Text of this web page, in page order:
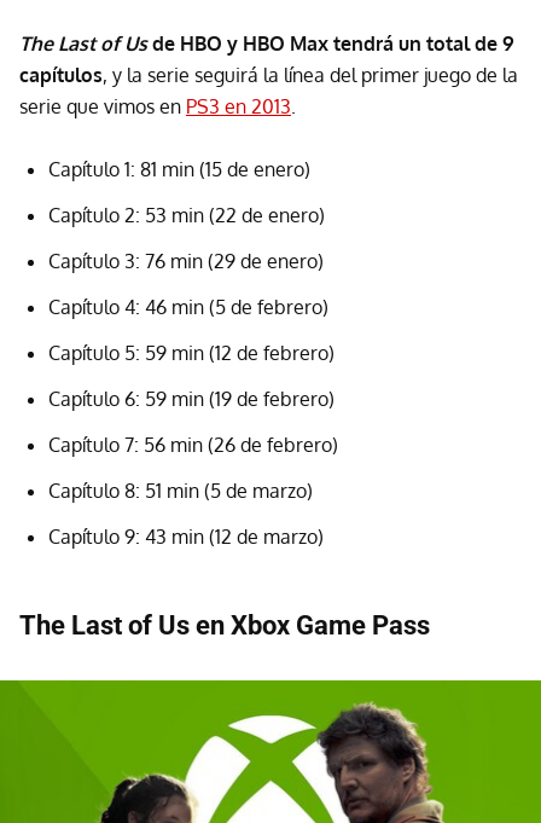
The Last of Usde HBO y HBO Max tendrá un total de 9
capítulos, y la serie seguirá la línea del primer juego de la
serie que vimos en PS3 en 2013
Capítulo 1: 81 min (15 de enero)
Capítulo 2: 53 min (22 de enero)
Capítulo 3: 76 min (29 de enero)
Capítulo 4: 46 min (5 de febrero)
Capítulo 5: 59 min (12 de febrero)
Capítulo 6: 59 min (19 de febrero)
Capítulo 7: 56 min (26 de febrero)
Capítulo 8: 51 min (5 de marzo)
Capítulo 9: 43 min (12 de marzo)
The Last of Us en Xbox Game Pass